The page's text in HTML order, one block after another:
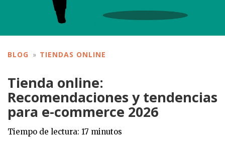
BLOG TIENDAS ONLINE
Tienda online:
Recomendaciones y tendencias
para e-commerce 2026
Tiempo de lectura: 17 minutos